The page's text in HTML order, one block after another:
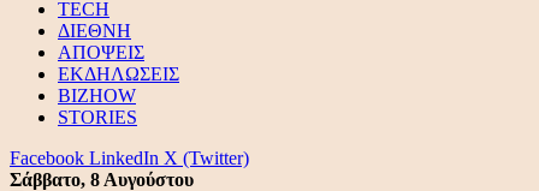
TECH
ΔΙΕΘΝΗ
ΑΠΟΨΕΙΣ
ΕΚΔΗΛΩΣΕΙΣ
BIZHOW
STORIES
Facebook LinkedIn X (Twitter)
Σάββατο, 8 Αυγούστου